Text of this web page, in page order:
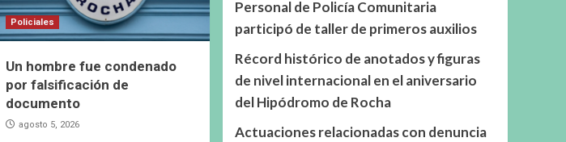
Policiales
Un hombre fue condenado
por falsificación de
documento
agosto 5, 2026
Personal de Policía Comunitaria
participó de taller de primeros auxilios
Récord histórico de anotados y figuras
de nivel internacional en el aniversario
del Hipódromo de Rocha
Actuaciones relacionadas con denuncia